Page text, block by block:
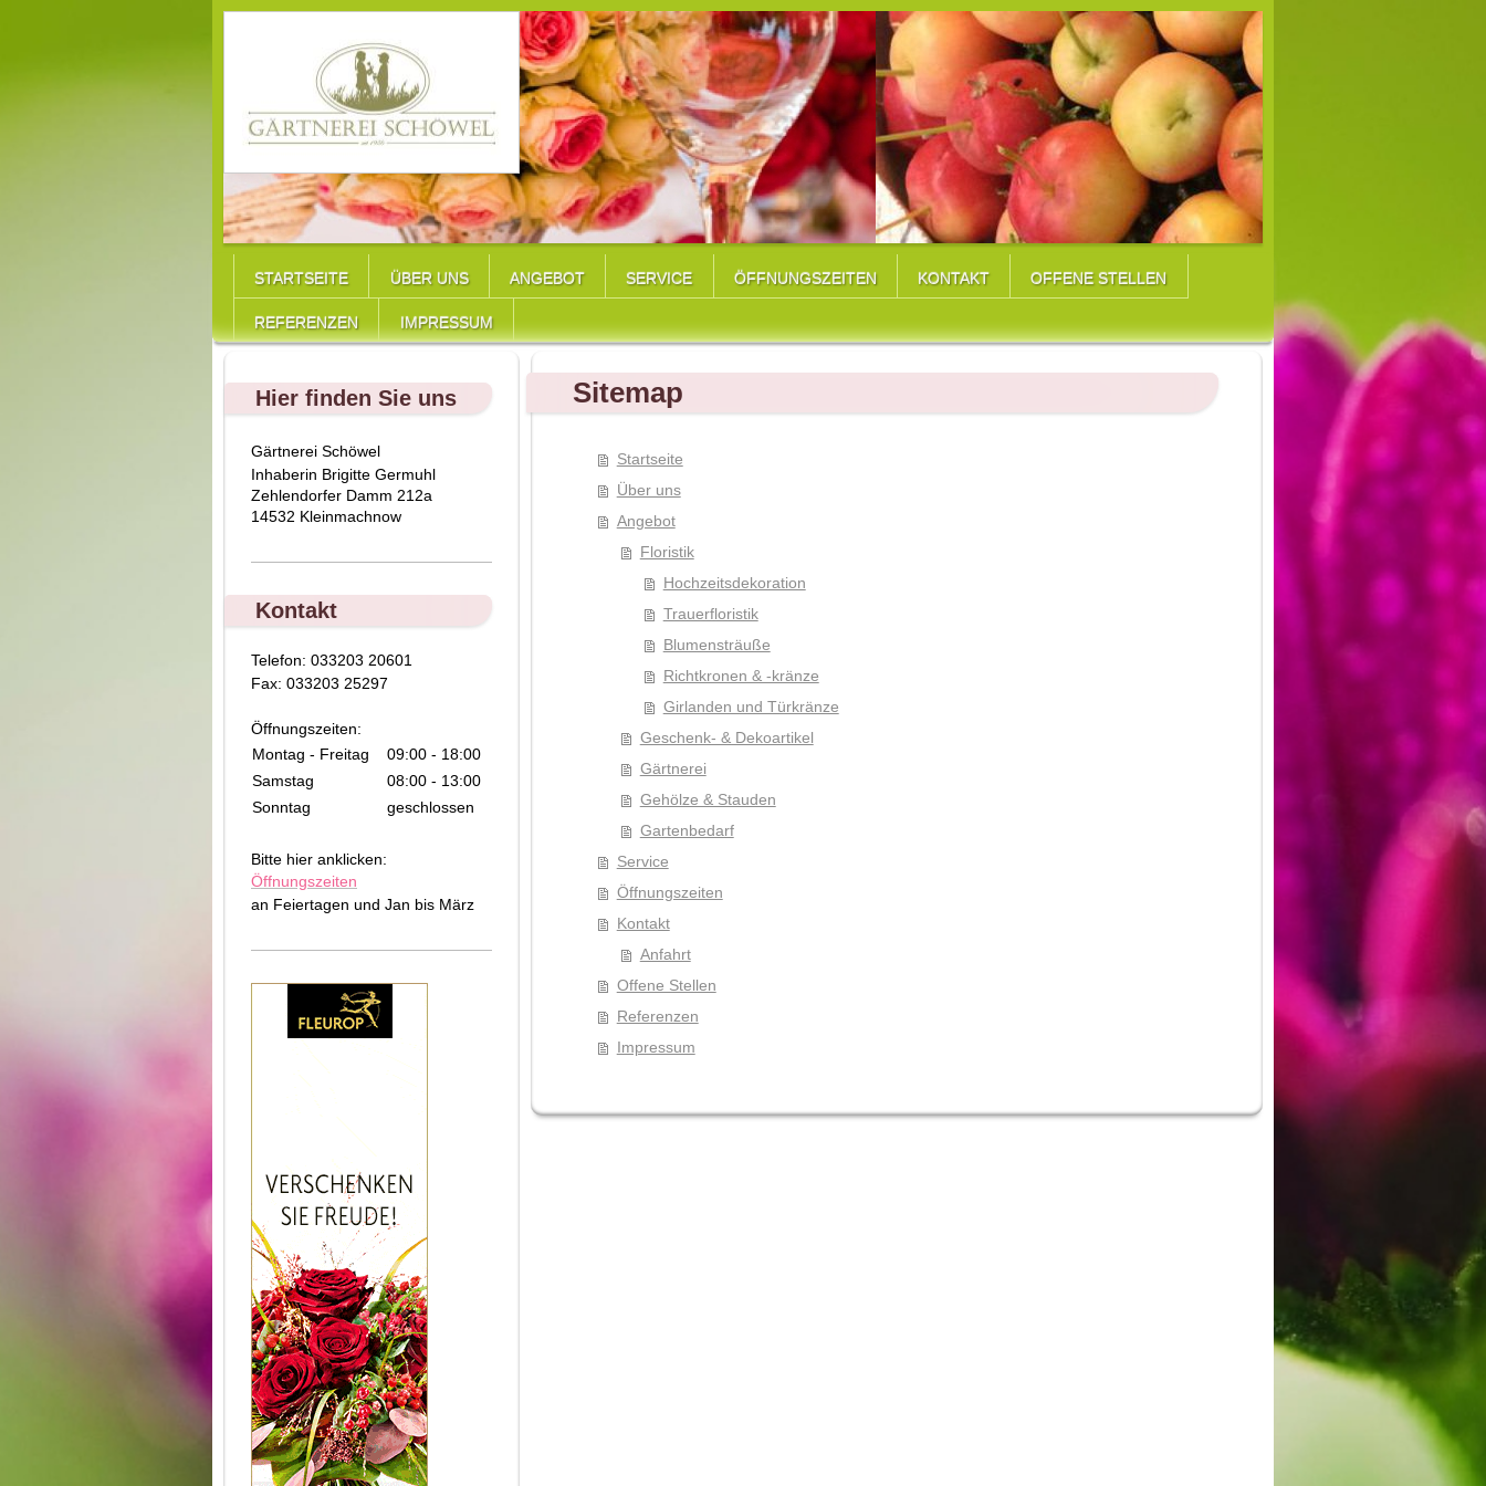
STARTSEITE ÜBER UNS ANGEBOT SERVICE ÖFFNUNGSZEITEN KONTAKT OFFENE STELLEN
REFERENZEN IMPRESSUM
Sitemap
Startseite
Über uns
Angebot
Floristik
Hochzeitsdekoration
Trauerfloristik
Blumensträuße
Richtkronen & -kränze
Girlanden und Türkränze
Geschenk- & Dekoartikel
Gärtnerei
Gehölze & Stauden
Gartenbedarf
Service
Öffnungszeiten
Kontakt
Anfahrt
Offene Stellen
Referenzen
Impressum
Hier finden Sie uns
Gärtnerei Schöwel
Inhaberin Brigitte Germuhl
Zehlendorfer Damm 212a
14532 Kleinmachnow
Kontakt
Telefon: 033203 20601
Fax: 033203 25297
Öffnungszeiten:
Montag - Freitag
09:00 - 18:00
Samstag
08:00 - 13:00
Sonntag
geschlossen
Bitte hier anklicken:
Öffnungszeiten
an Feiertagen und Jan bis März